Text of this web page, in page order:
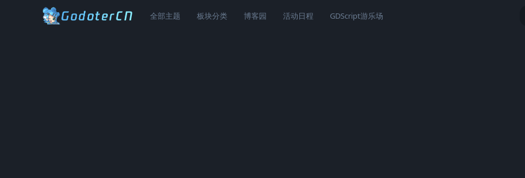
全部主题 板块分类 博客园 活动日程 GDScript游乐场